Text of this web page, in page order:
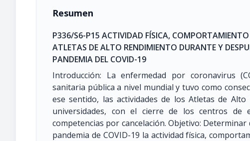
Resumen
P336/S6-P15 ACTIVIDAD FÍSICA,
ATLETAS DE ALTO RENDIMIENTO DURANTE Y
PANDEMIA DEL COVID-19
Introducción: La enfermedad por coronavirus
sanitaria pública a nivel mundial y tuvo como
ese sentido, las actividades de los Atletas de
universidades, con el cierre de los centros de
competencias por cancelación. Objetivo:
pandemia de COVID-19 la actividad física,